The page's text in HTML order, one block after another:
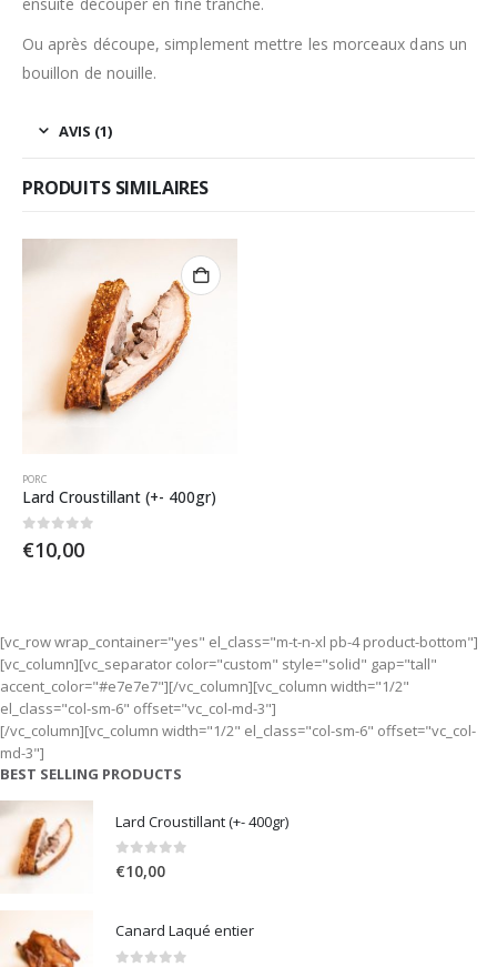
Ou après découpe, simplement mettre les morceaux dans un
bouillon de nouille.
AVIS (1)
PRODUITS SIMILAIRES
PORC
Lard Croustillant (+- 400gr)
€10,00
[vc_row wrap_container="yes" el_class="m-t-n-xl pb-4 product-bottom"]
[vc_column][vc_separator color="custom" style="solid" gap="tall"
accent_color="#e7e7e7"][/vc_column][vc_column width="1/2"
el_class="col-sm-6" offset="vc_col-md-3"]
[/vc_column][vc_column width="1/2" el_class="col-sm-6" offset="vc_col-
md-3"]
BEST SELLING PRODUCTS
Lard Croustillant (+- 400gr)
0 out of 5
€10,00
Canard Laqué entier